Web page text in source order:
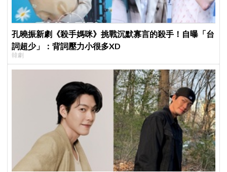
孔曉振新劇《殺手媽咪》挑戰沉默寡言的殺手！自曝「台
詞超少」：背詞壓力小很多XD
韓劇